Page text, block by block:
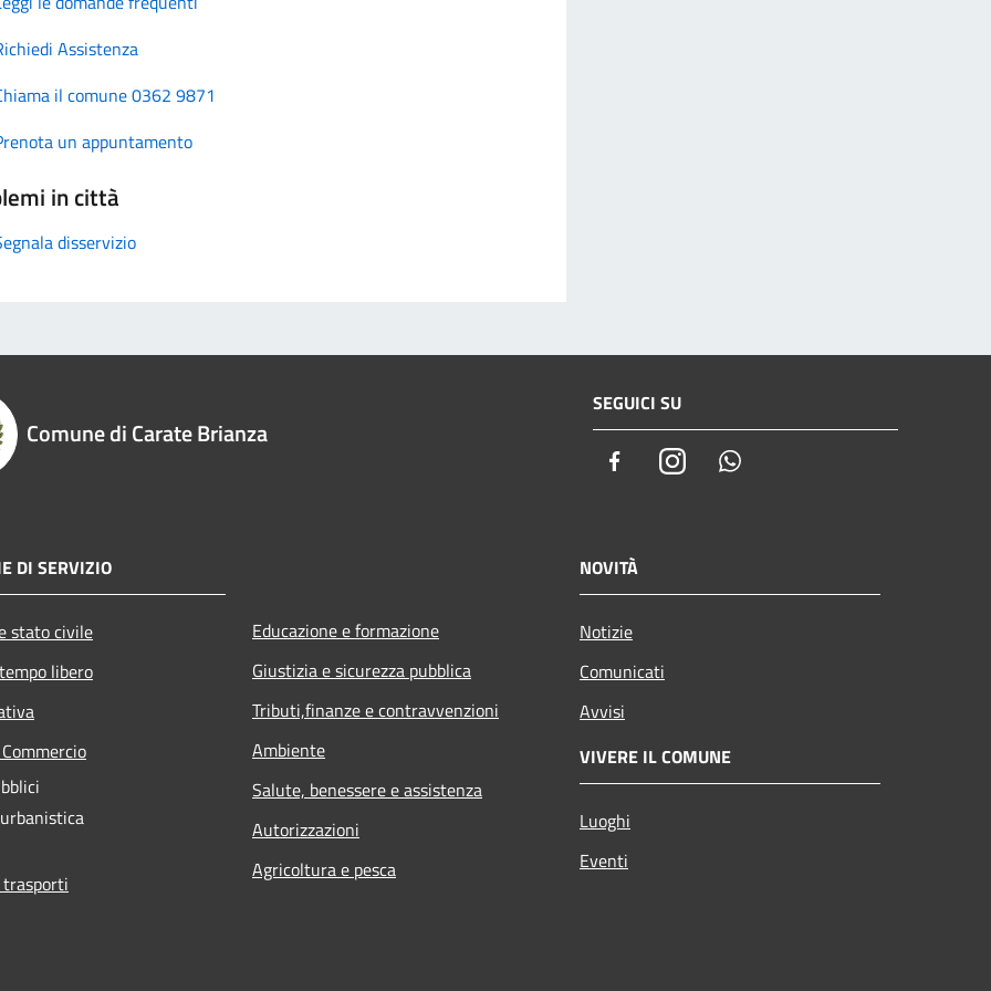
Assistenza
il comune 0362 9871
un appuntamento
in città
disservizio
Comune di Carate Brianza
SEGUICI SU
FacebookInstagram
DI SERVIZIO
stato civile
libero
Educazione e formazione
Giustizia e sicurezza pubblica
Tributi,finanze e contravvenzioni
Ambiente
Salute, benessere e assistenza
Autorizzazioni
Agricoltura e pesca
NOVITÀ
Notizie
Comunicati
Avvisi
VIVERE IL COMUNE
Luoghi
Eventi